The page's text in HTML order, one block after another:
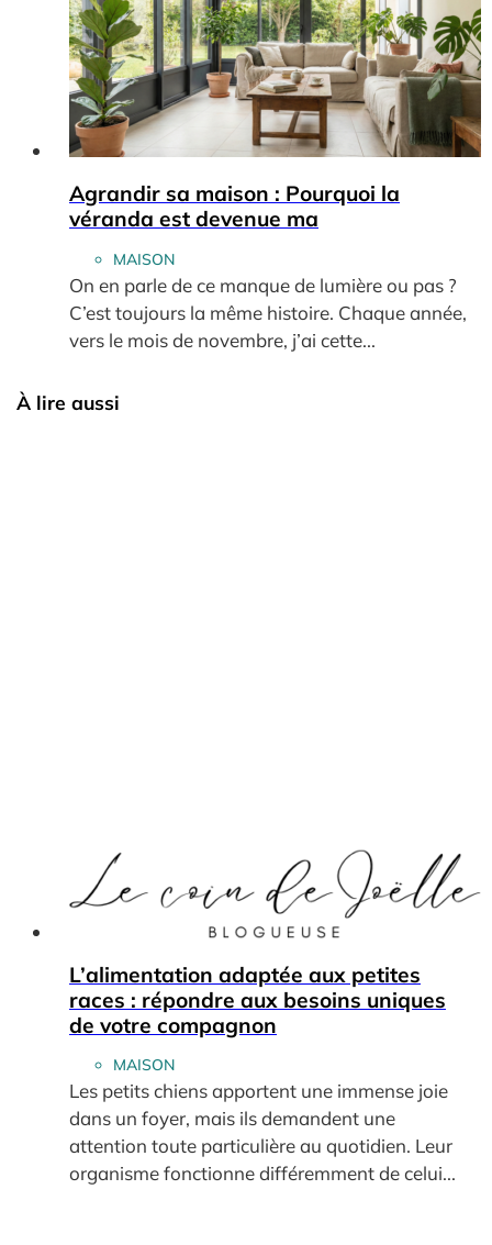
Agrandir sa maison : Pourquoi la
véranda est devenue ma
MAISON
On en parle de ce manque de lumière ou pas ?
C’est toujours la même histoire. Chaque année,
vers le mois de novembre, j’ai cette...
À lire aussi
L’alimentation adaptée aux petites
races : répondre aux besoins uniques
de votre compagnon
MAISON
Les petits chiens apportent une immense joie
dans un foyer, mais ils demandent une
attention toute particulière au quotidien. Leur
organisme fonctionne différemment de celui...